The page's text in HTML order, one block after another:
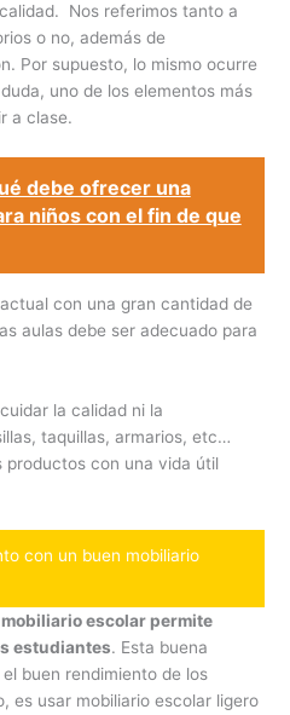
Nos referimos tanto a
o no, además de
Por supuesto, lo mismo ocurre
uno de los elementos más
a clase.
debe ofrecer una
niños con el fin de que
con una gran cantidad de
aulas debe ser adecuado para
la calidad ni la
taquillas, armarios, etc…
productos con una vida útil
con un buen mobiliario
escolar permite
estudiantes. Esta buena
buen rendimiento de los
es usar mobiliario escolar ligero